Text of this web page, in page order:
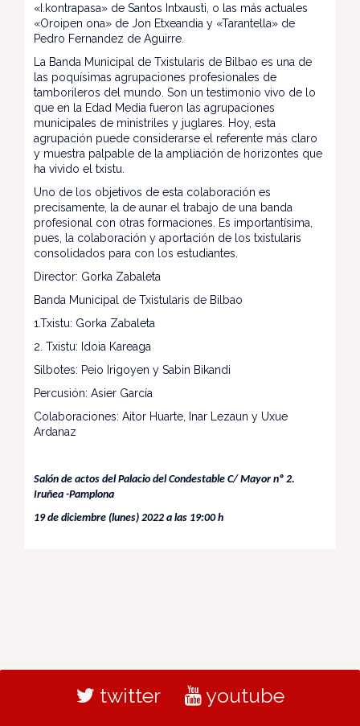
«I.kontrapasa» de Santos Intxausti, o las más actuales
«Oroipen ona» de Jon Etxeandia y «Tarantella» de
Pedro Fernandez de Aguirre.
La Banda Municipal de Txistularis de Bilbao es una de
las poquísimas agrupaciones profesionales de
tamborileros del mundo. Son un testimonio vivo de lo
que en la Edad Media fueron las agrupaciones
municipales de ministriles y juglares. Hoy, esta
agrupación puede considerarse el referente más claro
y muestra palpable de la ampliación de horizontes que
ha vivido el txistu.
Uno de los objetivos de esta colaboración es
precisamente, la de aunar el trabajo de una banda
profesional con otras formaciones. Es importantísima,
pues, la colaboración y aportación de los txistularis
consolidados para con los estudiantes.
Director: Gorka Zabaleta
Banda Municipal de Txistularis de Bilbao
1.Txistu: Gorka Zabaleta
2. Txistu: Idoia Kareaga
Silbotes: Peio Irigoyen y Sabin Bikandi
Percusión: Asier García
Colaboraciones: Aitor Huarte, Inar Lezaun y Uxue
Ardanaz
Salón de actos del Palacio del Condestable C/ Mayor nº 2.
Iruñea -Pamplona
19 de diciembre (lunes) 2022 a las 19:00 h
twitter youtube